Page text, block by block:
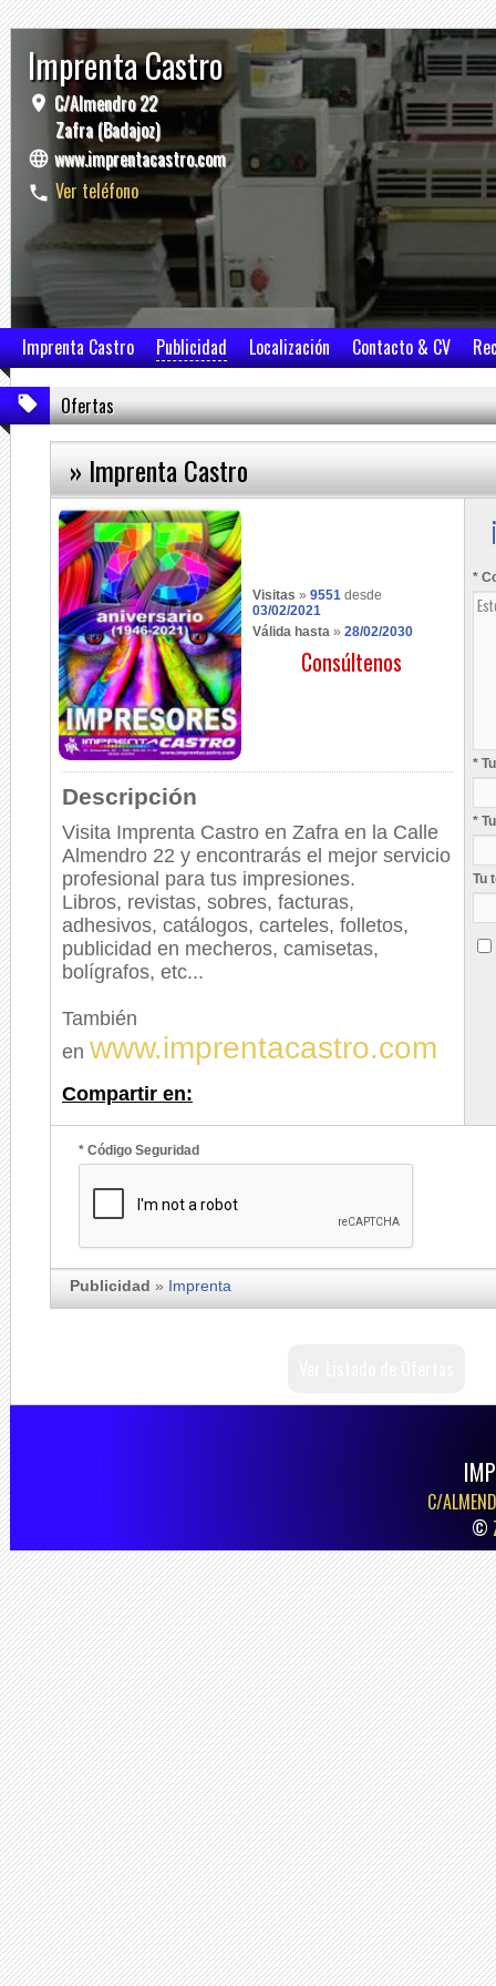
Imprenta Castro
C/Almendro 22
Zafra (Badajoz)
www.imprentacastro.com
Ver teléfono
Imprenta Castro Publicidad Localización Contacto & CV
Ofertas
» Imprenta Castro
Visitas » 9551 desde
03/02/2021
Válida hasta » 28/02/2030
Consúltenos
Descripción
Visita Imprenta Castro en Zafra en la Calle
Almendro 22 y encontrarás el mejor servicio
profesional para tus impresiones.
Libros, revistas, sobres, facturas,
adhesivos, catálogos, carteles, folletos,
publicidad en mecheros, camisetas,
bolígrafos, etc...
También
en www.imprentacastro.com
Compartir en:
*
*
*
Tu
* Código Seguridad
Publicidad » Imprenta
C/
©